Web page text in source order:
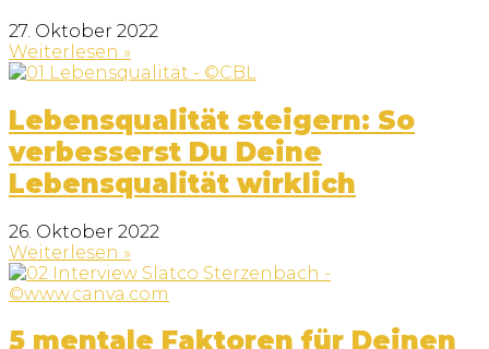
27. Oktober 2022
Weiterlesen »
Lebensqualität steigern: So
verbesserst Du Deine
Lebensqualität wirklich
26. Oktober 2022
Weiterlesen »
5 mentale Faktoren für Deinen